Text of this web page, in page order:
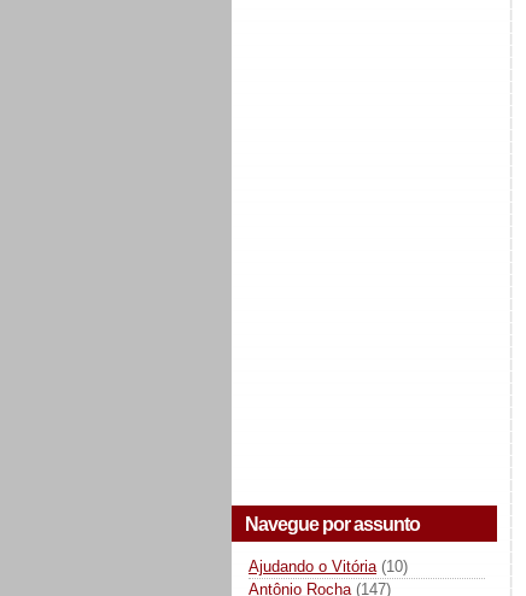
Navegue por assunto
Ajudando o Vitória (10)
Antônio Rocha (147)